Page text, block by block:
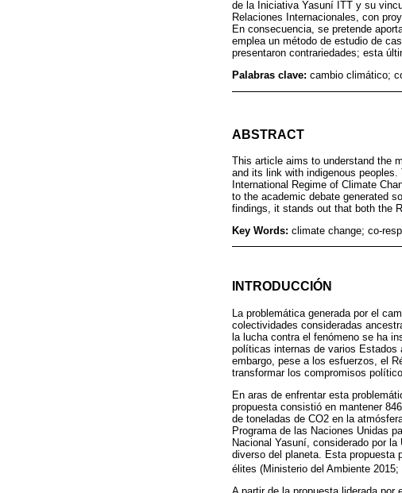
de la Iniciativa Yasuní ITT y su
Relaciones Internacionales, con
En consecuencia, se pretende
emplea un método de estudio de
presentaron contrariedades; esta
Palabras clave: cambio climático;
ABSTRACT
This article aims to understand the
and its link with indigenous
International Regime of Climate
to the academic debate generated
findings, it stands out that both the
Key Words: climate change; co-
INTRODUCCIÓN
La problemática generada por el
colectividades consideradas
la lucha contra el fenómeno se ha
políticas internas de varios Estados
embargo, pese a los esfuerzos, el
transformar los compromisos
En aras de enfrentar esta
propuesta consistió en mantener
de toneladas de CO2 en la
Programa de las Naciones Unidas
Nacional Yasuní, considerado por
diverso del planeta. Esta propuesta
élites (Ministerio del Ambiente 2015;